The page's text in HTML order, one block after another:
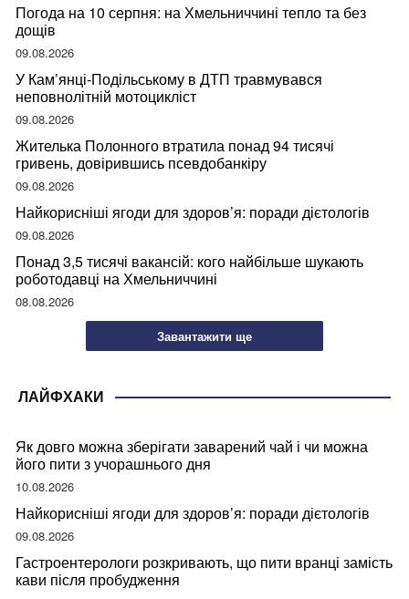
Погода на 10 серпня: на Хмельниччині тепло та без
дощів
09.08.2026
У Кам’янці-Подільському в ДТП травмувався
неповнолітній мотоцикліст
09.08.2026
Жителька Полонного втратила понад 94 тисячі
гривень, довірившись псевдобанкіру
09.08.2026
Найкорисніші ягоди для здоров’я: поради дієтологів
09.08.2026
Понад 3,5 тисячі вакансій: кого найбільше шукають
роботодавці на Хмельниччині
08.08.2026
Завантажити ще
ЛАЙФХАКИ
Як довго можна зберігати заварений чай і чи можна
його пити з учорашнього дня
10.08.2026
Найкорисніші ягоди для здоров’я: поради дієтологів
09.08.2026
Гастроентерологи розкривають, що пити вранці замість
кави після пробудження